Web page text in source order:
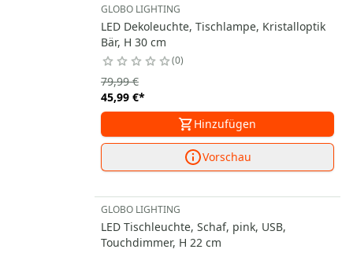
GLOBO LIGHTING
LED Dekoleuchte, Tischlampe, Kristalloptik
Bär, H 30 cm
0
45,99 €*
79,99 €
Hinzufügen
Vorschau
GLOBO LIGHTING
LED Tischleuchte, Schaf, pink, USB,
Touchdimmer, H 22 cm